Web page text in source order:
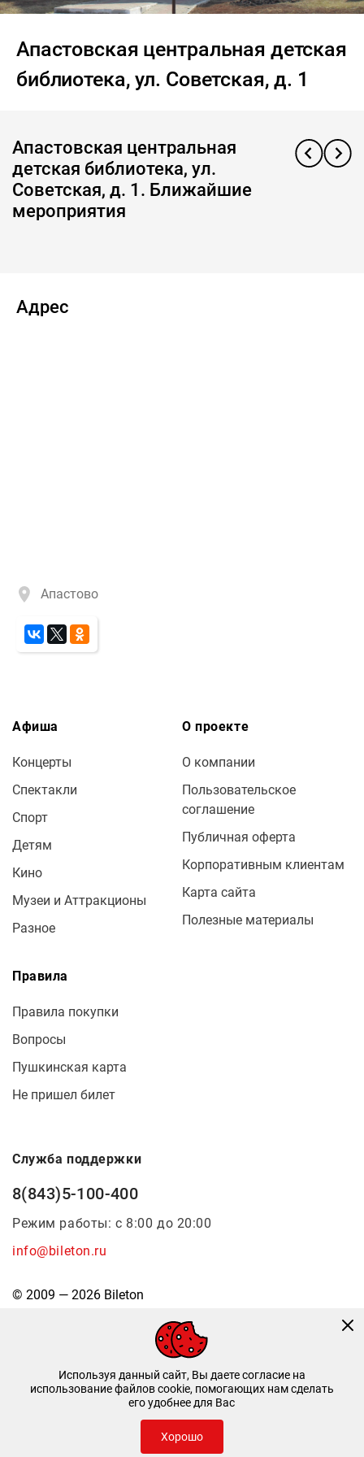
Апастовская центральная детская
библиотека, ул. Советская, д. 1
Апастовская центральная
детская библиотека, ул.
Советская, д. 1. Ближайшие
мероприятия
Адрес
Апастово
Афиша
Концерты
Спектакли
Спорт
Детям
Кино
Музеи и Аттракционы
Разное
О проекте
О компании
Пользовательское
соглашение
Публичная оферта
Корпоративным клиентам
Карта сайта
Полезные материалы
Правила
Правила покупки
Вопросы
Пушкинская карта
Не пришел билет
Служба поддержки
8(843)5-100-400
Режим работы: с 8:00 до 20:00
info@bileton.ru
© 2009 — 2026 Bileton
Инфоматика
—Дизайн и разработка
Используя данный сайт, Вы даете согласие на
использование файлов cookie, помогающих нам сделать
его удобнее для Вас
Хорошо